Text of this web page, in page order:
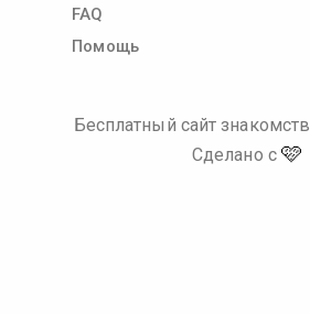
FAQ
Помощь
Бесплатный сайт знакомств
Сделано с 🩷